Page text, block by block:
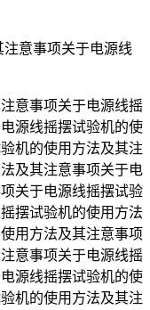
意事项关于电源线
意事项关于电源线摇
源线摇摆试验机的使
机的使用方法及其注
及其注意事项关于电
关于电源线摇摆试验
摆试验机的使用方法
用方法及其注意事项
意事项关于电源线摇
源线摇摆试验机的使
机的使用方法及其注